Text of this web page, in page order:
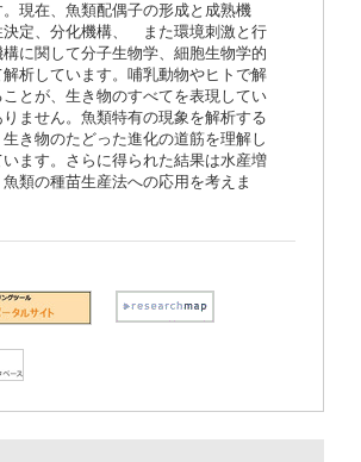
現在、魚類配偶子の形成と成熟機
決定、分化機構、 また環境刺激と行
に関して分子生物学、細胞生物学的
析しています。哺乳動物やヒトで解
とが、生き物のすべてを表現してい
ません。魚類特有の現象を解析する
き物のたどった進化の道筋を理解し
ます。さらに得られた結果は水産増
類の種苗生産法への応用を考えま